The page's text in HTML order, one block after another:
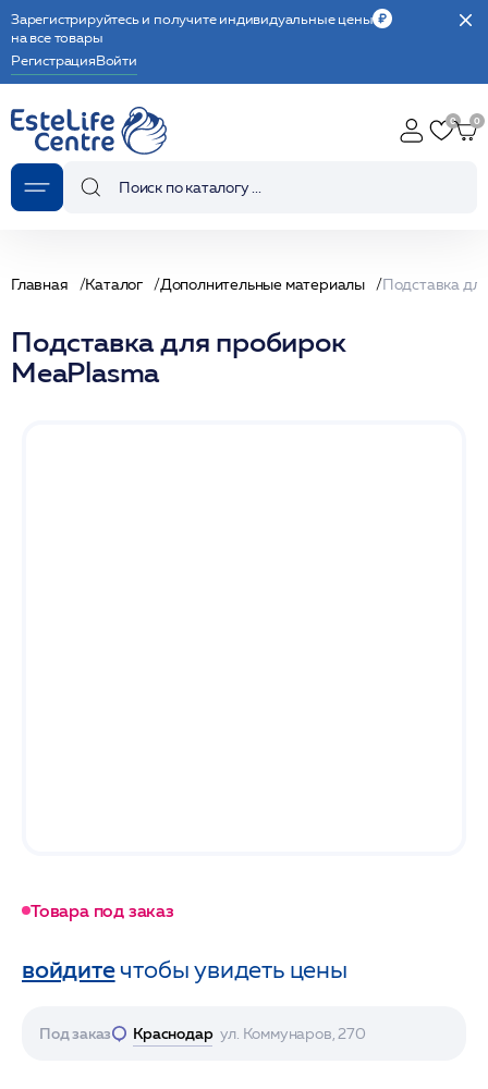
Зарегистрируйтесь и получите индивидуальные цены
на все товары
РегистрацияВойти
Главная Каталог Дополнительные материалы Подставка
Подставка для пробирок
MeaPlasma
Товара под заказ
войдитечтобы увидеть цены
Под заказ Краснодар ул. Коммунаров, 270